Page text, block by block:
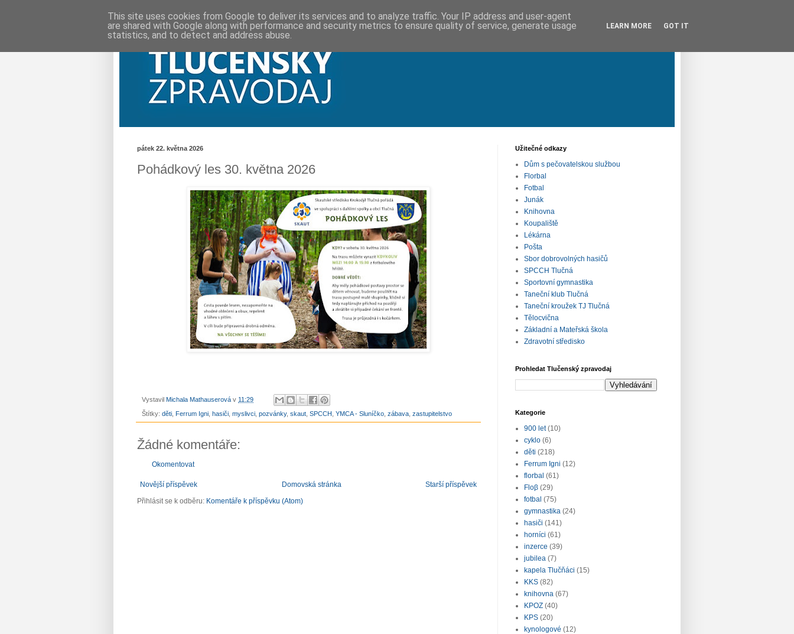
pátek 22. května 2026
Pohádkový les 30. května 2026
Vystavil Michala Mathauserová v 11:29
Štítky: děti Ferrum Igni hasiči myslivci pozvánky, skaut SPCCH YMCA - Sluníčko zábava zastupitelstvo
Žádné komentáře:
Okomentovat
Novější příspěvek Starší příspěvek
Domovská stránka
Přihlásit se k odběru: Komentáře k příspěvku (Atom)
Užitečné odkazy
Dům s pečovatelskou službou
Florbal
Fotbal
Junák
Knihovna
Koupaliště
Lékárna
Pošta
Sbor dobrovolných hasičů
SPCCH Tlučná
Sportovní gymnastika
Taneční klub Tlučná
Taneční kroužek TJ Tlučná
Tělocvična
Základní a Mateřská škola
Zdravotní středisko
Prohledat Tlučenský zpravodaj
Kategorie
900 let (10)
cyklo (6)
děti (218)
Ferrum Igni (12)
florbal (61)
Floβ (29)
fotbal (75)
gymnastika (24)
hasiči (141)
horníci (61)
inzerce (39)
jubilea (7)
kapela Tlučňáci (15)
KKS (82)
knihovna (67)
KPOZ (40)
KPS (20)
kynologové (12)
This site uses cookies from Google to deliver its services and to analyze traffic. Your IP address and user-agent
are shared with Google along with performance and security metrics to ensure quality of service, generate usage
statistics, and to detect and address abuse.
LEARN MORE GOT IT